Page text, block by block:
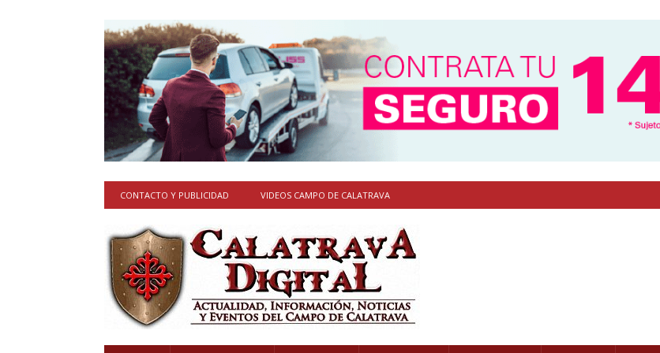
CONTACTO Y PUBLICIDAD VIDEOS CAMPO DE CALATRAVA